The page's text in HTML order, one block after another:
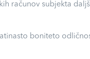
računov subjekta
boniteto